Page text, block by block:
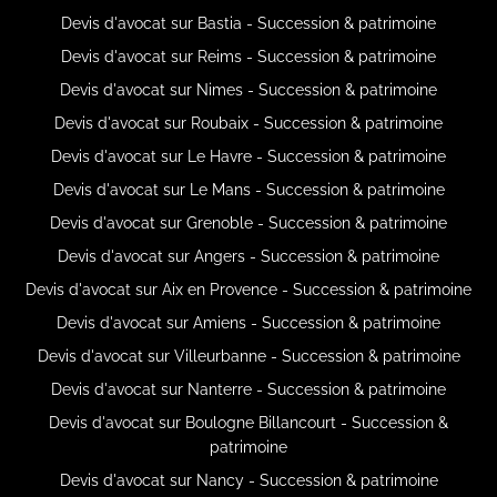
Devis d'avocat sur Bastia - Succession & patrimoine
Devis d'avocat sur Reims - Succession & patrimoine
Devis d'avocat sur Nimes - Succession & patrimoine
Devis d'avocat sur Roubaix - Succession & patrimoine
Devis d'avocat sur Le Havre - Succession & patrimoine
Devis d'avocat sur Le Mans - Succession & patrimoine
Devis d'avocat sur Grenoble - Succession & patrimoine
Devis d'avocat sur Angers - Succession & patrimoine
Devis d'avocat sur Aix en Provence - Succession & patrimoine
Devis d'avocat sur Amiens - Succession & patrimoine
Devis d'avocat sur Villeurbanne - Succession & patrimoine
Devis d'avocat sur Nanterre - Succession & patrimoine
Devis d'avocat sur Boulogne Billancourt - Succession &
patrimoine
Devis d'avocat sur Nancy - Succession & patrimoine